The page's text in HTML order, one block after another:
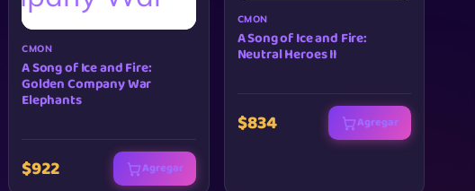
CMON
A Song of Ice and Fire:
Golden Company War
Elephants
$922 Agregar
CMON
A Song of Ice and Fire:
Neutral Heroes II
$834 Agregar